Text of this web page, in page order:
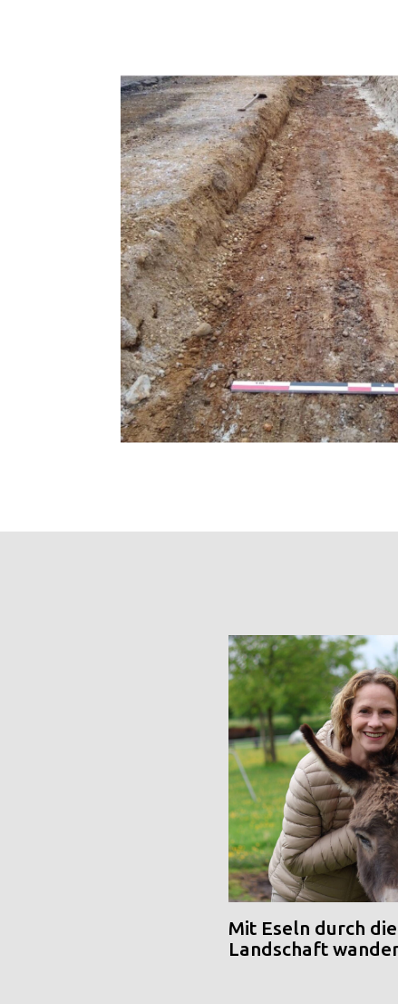
Mit Eseln durch
Landschaft